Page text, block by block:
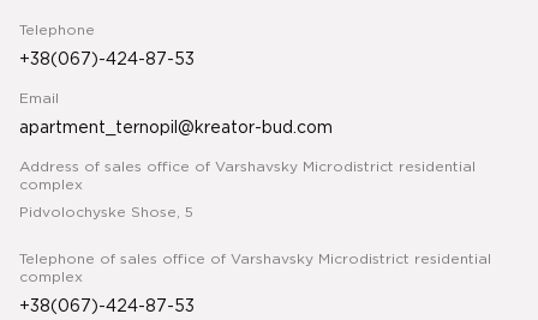
Telephone
+38(067)-424-87-53
Email
apartment_ternopil@kreator-bud.com
Address of sales office of Varshavsky Microdistrict residential
complex
Pidvolochyske Shose, 5
Telephone of sales office of Varshavsky Microdistrict residential
complex
+38(067)-424-87-53